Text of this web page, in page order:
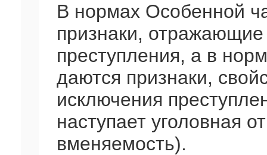
В нормах Особенной
признаки, отражающие
преступления, а в
даются признаки,
исключения
наступает уголовная
вменяемость).